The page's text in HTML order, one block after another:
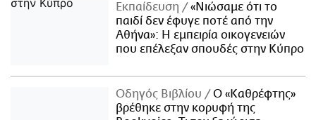
Εκπαίδευση
«Νιώσαμε ότι το
παιδί δεν έφυγε ποτέ από την
Αθήνα»: Η εμπειρία οικογενειών
που επέλεξαν σπουδές στην Κύπρο
Οδηγός Βιβλίου
Ο «Καθρέφτης»
βρέθηκε στην κορυφή της